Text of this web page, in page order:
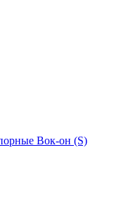
Вок-он (S)